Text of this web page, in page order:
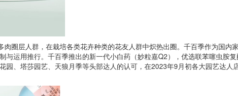
圈层人群，在栽培各类花卉种类的花友人群中炽热出圈。千百季作为国内
与运用推行。千百季推出的新一代小白药（妙粒嘉Q2），优选联苯噻虫胺
园、塔莎园艺、天狼月季等头部达人的认可，在2023年9月初各大园艺达人